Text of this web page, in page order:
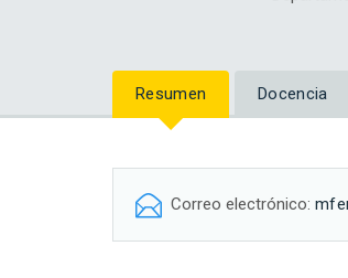
Resumen Docencia
Correo electrónico: